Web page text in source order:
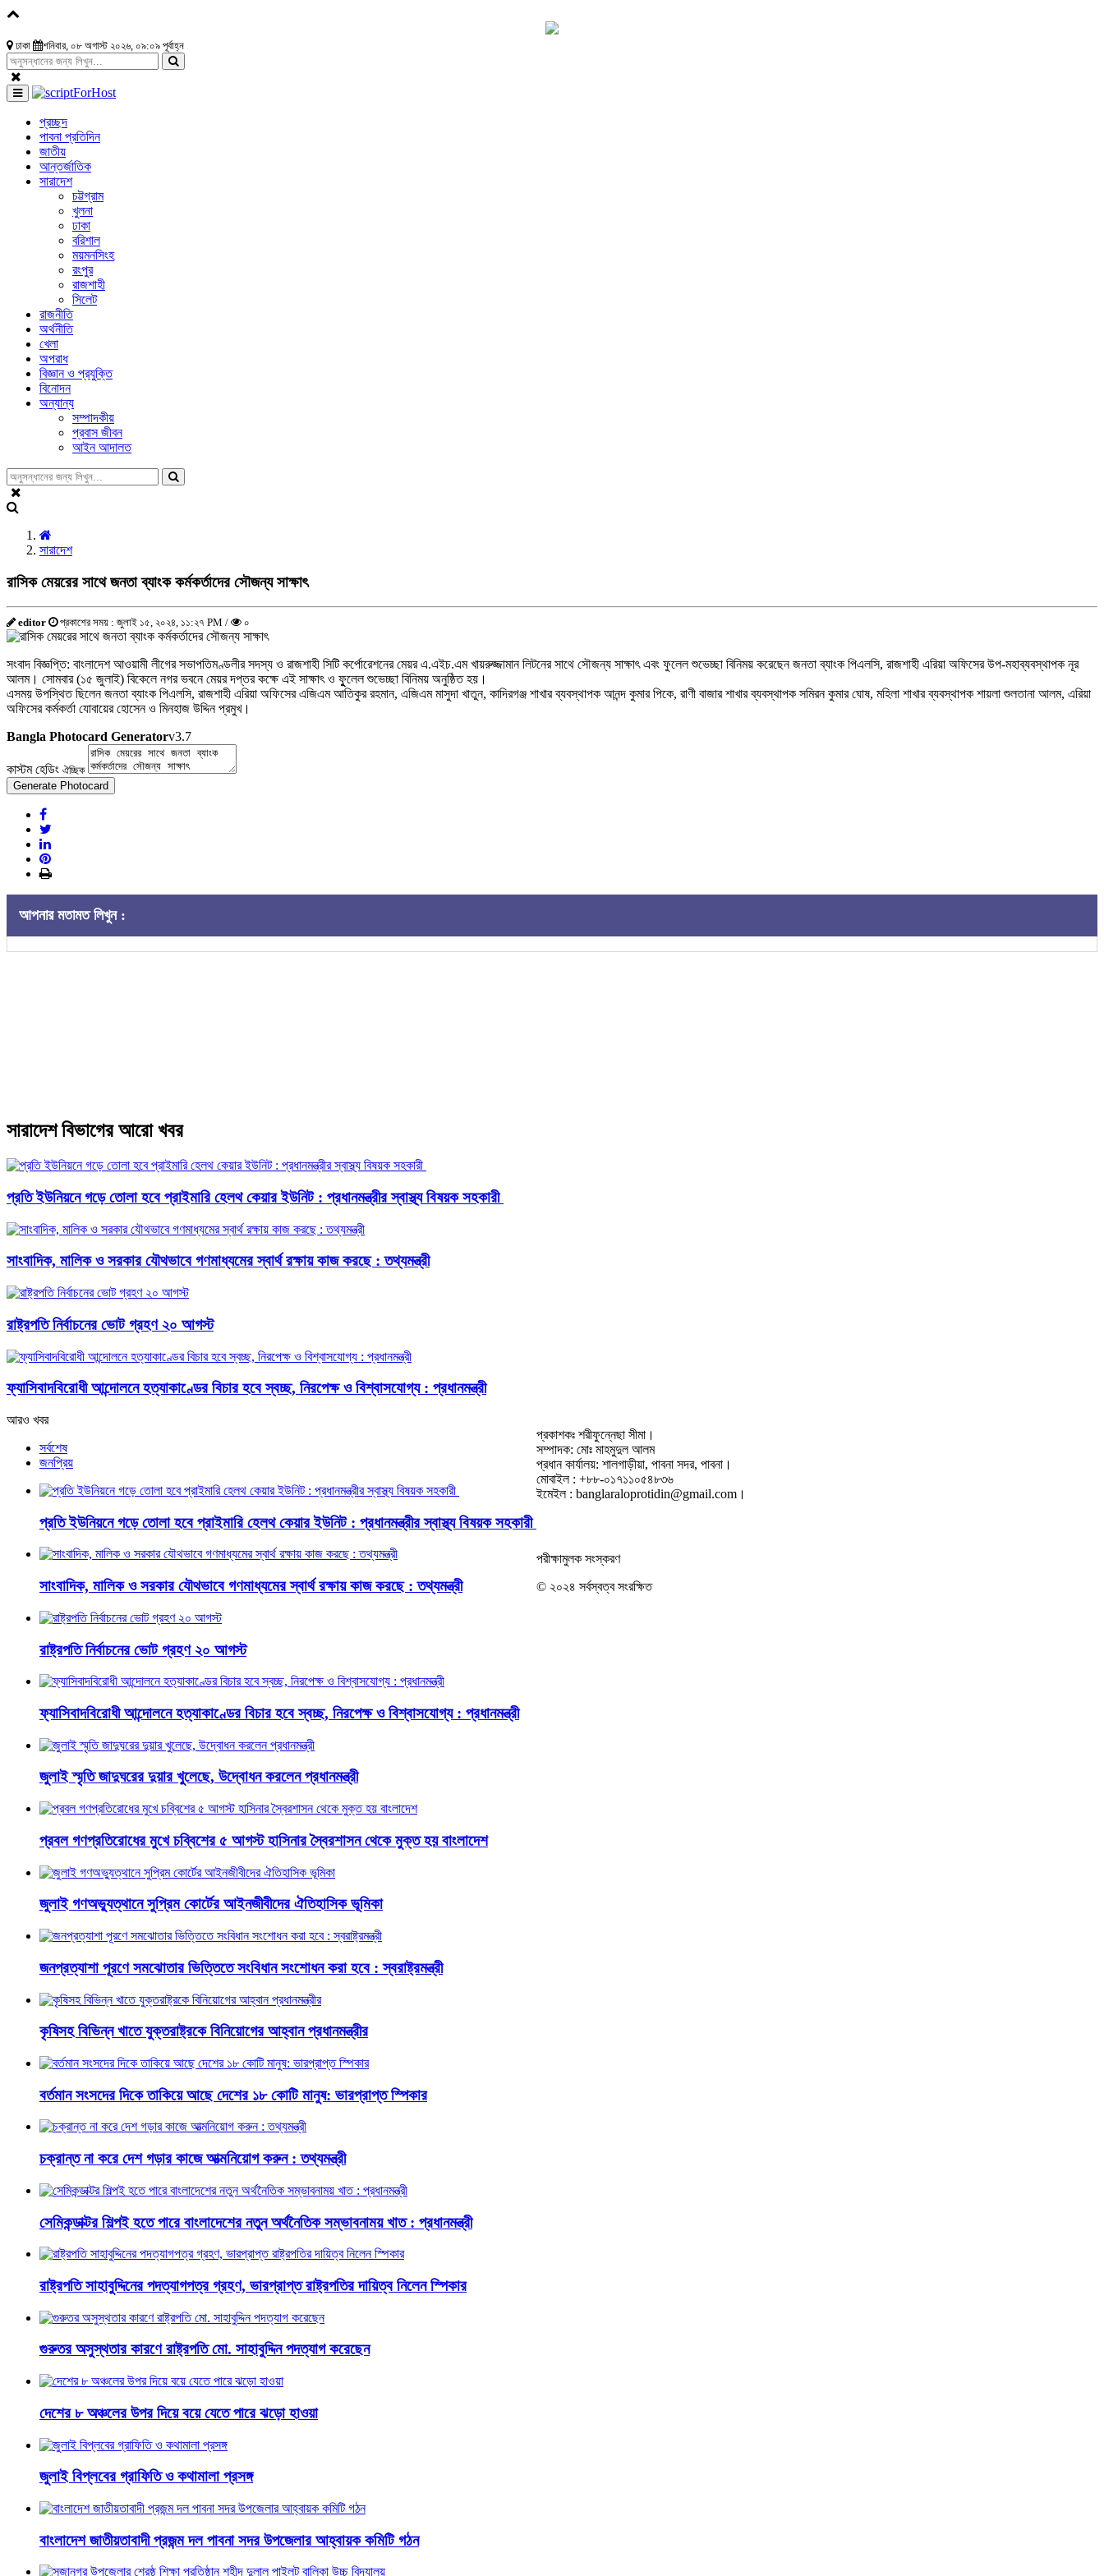
ঢাকা শনিবার, ০৮ অগাস্ট ২০২৬, ০৯:০৯ পূর্বাহ্ন
প্রচ্ছদ
পাবনা প্রতিদিন
জাতীয়
আন্তর্জাতিক
সারাদেশ
চট্টগ্রাম
খুলনা
ঢাকা
বরিশাল
ময়মনসিংহ
রংপুর
রাজশাহী
সিলেট
রাজনীতি
অর্থনীতি
খেলা
অপরাধ
বিজ্ঞান ও প্রযুক্তি
বিনোদন
অন্যান্য
সম্পাদকীয়
প্রবাস জীবন
আইন আদালত
সারাদেশ
রাসিক মেয়রের সাথে জনতা ব্যাংক কর্মকর্তাদের সৌজন্য সাক্ষাৎ
editor প্রকাশের সময় : জুলাই ১৫, ২০২৪, ১১:২৭ PM / ০
সংবাদ বিজ্ঞপ্তি: বাংলাদেশ আওয়ামী লীগের সভাপতিমণ্ডলীর সদস্য ও রাজশাহী সিটি কর্পোরেশনের মেয়র এ.এইচ.এম খায়রুজ্জামান লিটনের সাথে সৌজন্য সাক্ষাৎ এবং ফুলেল শুভেচ্ছা বিনিময় করেছেন জনতা ব্যাংক পিএলসি, রাজশাহী এরিয়া অফিসের উপ-মহাব্যবস্থাপক নূর
আলম। সোমবার (১৫ জুলাই) বিকেলে নগর ভবনে মেয়র দপ্তর কক্ষে এই সাক্ষাৎ ও ফুুলেল শুভেচ্ছা বিনিময় অনুষ্ঠিত হয়।
এসময় উপস্থিত ছিলেন জনতা ব্যাংক পিএলসি, রাজশাহী এরিয়া অফিসের এজিএম আতিকুর রহমান, এজিএম মাসুদা খাতুন, কাদিরগঞ্জ শাখার ব্যবস্থাপক আনন্দ কুমার পিকে, রাণী বাজার শাখার ব্যবস্থাপক সমিরন কুমার ঘোষ, মহিলা শাখার ব্যবস্থাপক শায়লা শুলতানা আলম, এরিয়া
অফিসের কর্মকর্তা যোবায়ের হোসেন ও মিনহাজ উদ্দিন প্রমুখ।
Bangla Photocard Generatorv3.7
কাস্টম হেডিং ঐচ্ছিক
Generate Photocard
আপনার মতামত লিখুন :
সারাদেশ বিভাগের আরো খবর
প্রতি ইউনিয়নে গড়ে তোলা হবে প্রাইমারি হেলথ কেয়ার ইউনিট : প্রধানমন্ত্রীর স্বাস্থ্য বিষয়ক সহকারী
সাংবাদিক, মালিক ও সরকার যৌথভাবে গণমাধ্যমের স্বার্থ রক্ষায় কাজ করছে : তথ্যমন্ত্রী
রাষ্ট্রপতি নির্বাচনের ভোট গ্রহণ ২০ আগস্ট
ফ্যাসিবাদবিরোধী আন্দোলনে হত্যাকাণ্ডের বিচার হবে স্বচ্ছ, নিরপেক্ষ ও বিশ্বাসযোগ্য : প্রধানমন্ত্রী
আরও খবর
সর্বশেষ
জনপ্রিয়
প্রতি ইউনিয়নে গড়ে তোলা হবে প্রাইমারি হেলথ কেয়ার ইউনিট : প্রধানমন্ত্রীর স্বাস্থ্য বিষয়ক সহকারী
সাংবাদিক, মালিক ও সরকার যৌথভাবে গণমাধ্যমের স্বার্থ রক্ষায় কাজ করছে : তথ্যমন্ত্রী
রাষ্ট্রপতি নির্বাচনের ভোট গ্রহণ ২০ আগস্ট
ফ্যাসিবাদবিরোধী আন্দোলনে হত্যাকাণ্ডের বিচার হবে স্বচ্ছ, নিরপেক্ষ ও বিশ্বাসযোগ্য : প্রধানমন্ত্রী
জুলাই স্মৃতি জাদুঘরের দুয়ার খুলেছে, উদ্বোধন করলেন প্রধানমন্ত্রী
প্রবল গণপ্রতিরোধের মুখে চব্বিশের ৫ আগস্ট হাসিনার স্বৈরশাসন থেকে মুক্ত হয় বাংলাদেশ
জুলাই গণঅভ্যুত্থানে সুপ্রিম কোর্টের আইনজীবীদের ঐতিহাসিক ভূমিকা
জনপ্রত্যাশা পূরণে সমঝোতার ভিত্তিতে সংবিধান সংশোধন করা হবে : স্বরাষ্ট্রমন্ত্রী
কৃষিসহ বিভিন্ন খাতে যুক্তরাষ্ট্রকে বিনিয়োগের আহ্বান প্রধানমন্ত্রীর
বর্তমান সংসদের দিকে তাকিয়ে আছে দেশের ১৮ কোটি মানুষ: ভারপ্রাপ্ত স্পিকার
চক্রান্ত না করে দেশ গড়ার কাজে আত্মনিয়োগ করুন : তথ্যমন্ত্রী
সেমিকন্ডাক্টর শিল্পই হতে পারে বাংলাদেশের নতুন অর্থনৈতিক সম্ভাবনাময় খাত : প্রধানমন্ত্রী
রাষ্ট্রপতি সাহাবুদ্দিনের পদত্যাগপত্র গ্রহণ, ভারপ্রাপ্ত রাষ্ট্রপতির দায়িত্ব নিলেন স্পিকার
গুরুতর অসুস্থতার কারণে রাষ্ট্রপতি মো. সাহাবুদ্দিন পদত্যাগ করেছেন
দেশের ৮ অঞ্চলের উপর দিয়ে বয়ে যেতে পারে ঝড়ো হাওয়া
জুলাই বিপ্লবের গ্রাফিতি ও কথামালা প্রসঙ্গ
বাংলাদেশ জাতীয়তাবাদী প্রজন্ম দল পাবনা সদর উপজেলার আহ্বায়ক কমিটি গঠন
প্রকাশকঃ শরীফুন্নেছা সীমা।
সম্পাদক: মোঃ মাহমুদুল আলম
প্রধান কার্যালয়: শালগাড়ীয়া, পাবনা সদর, পাবনা।
মোবাইল : +৮৮-০১৭১১০৫৪৮৩৬
ইমেইল : banglaraloprotidin@gmail.com।
পরীক্ষামুলক সংস্করণ
© ২০২৪ সর্বস্বত্ব সংরক্ষিত